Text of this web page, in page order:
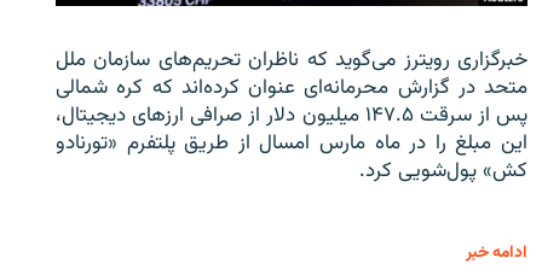
خبرگزاری رویترز می‌گوید که ناظران تحریم‌های سازمان ملل
متحد در گزارش محرمانه‌ای عنوان کرده‌اند که کره شمالی
پس از سرقت ۱۴۷.۵ میلیون دلار از صرافی ارزهای دیجیتال،
این مبلغ را در ماه مارس امسال از طریق پلتفرم «تورنادو
کش» پول‌شویی کرد.
ادامه خبر